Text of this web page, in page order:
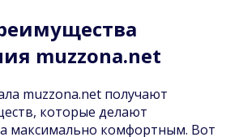
muzzona.net
muzzona.net получают
которые делают
максимально комфортным. Вот